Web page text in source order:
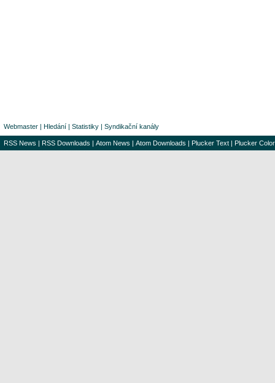
Webmaster | Hledání | Statistiky | Syndikační kanály
RSS News | RSS Downloads | Atom News | Atom Downloads | Plucker Text | Plucker Color